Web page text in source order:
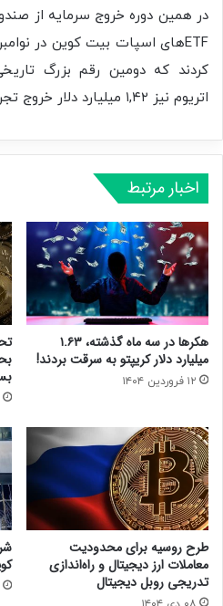
در همین دوره خروج سرمایه از
کردند که دومین رقم بزرگ
اتریوم نیز ‌۱,۴۲ میلیارد دلار خروج تجربه کردند.
اخبار مرتبط
هکرها در سه ماه گذشته، ۱.۶۳
میلیارد دلار کریپتو به سرقت بردند!
۱۲ فروردین ۱۴۰۴
طرح روسیه برای محدودیت
معاملات ارز دیجیتال و راه‌اندازی
تدریجی روبل دیجیتال